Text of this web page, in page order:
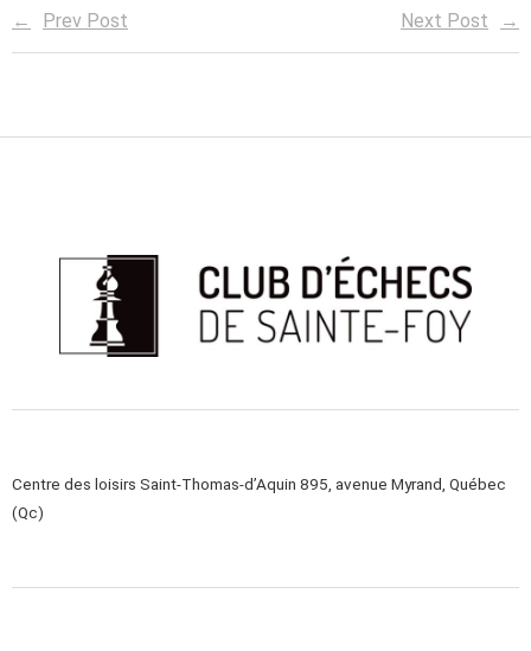
Prev Post Next Post
Centre des loisirs Saint-Thomas-d’Aquin 895, avenue Myrand, Québec
(Qc)